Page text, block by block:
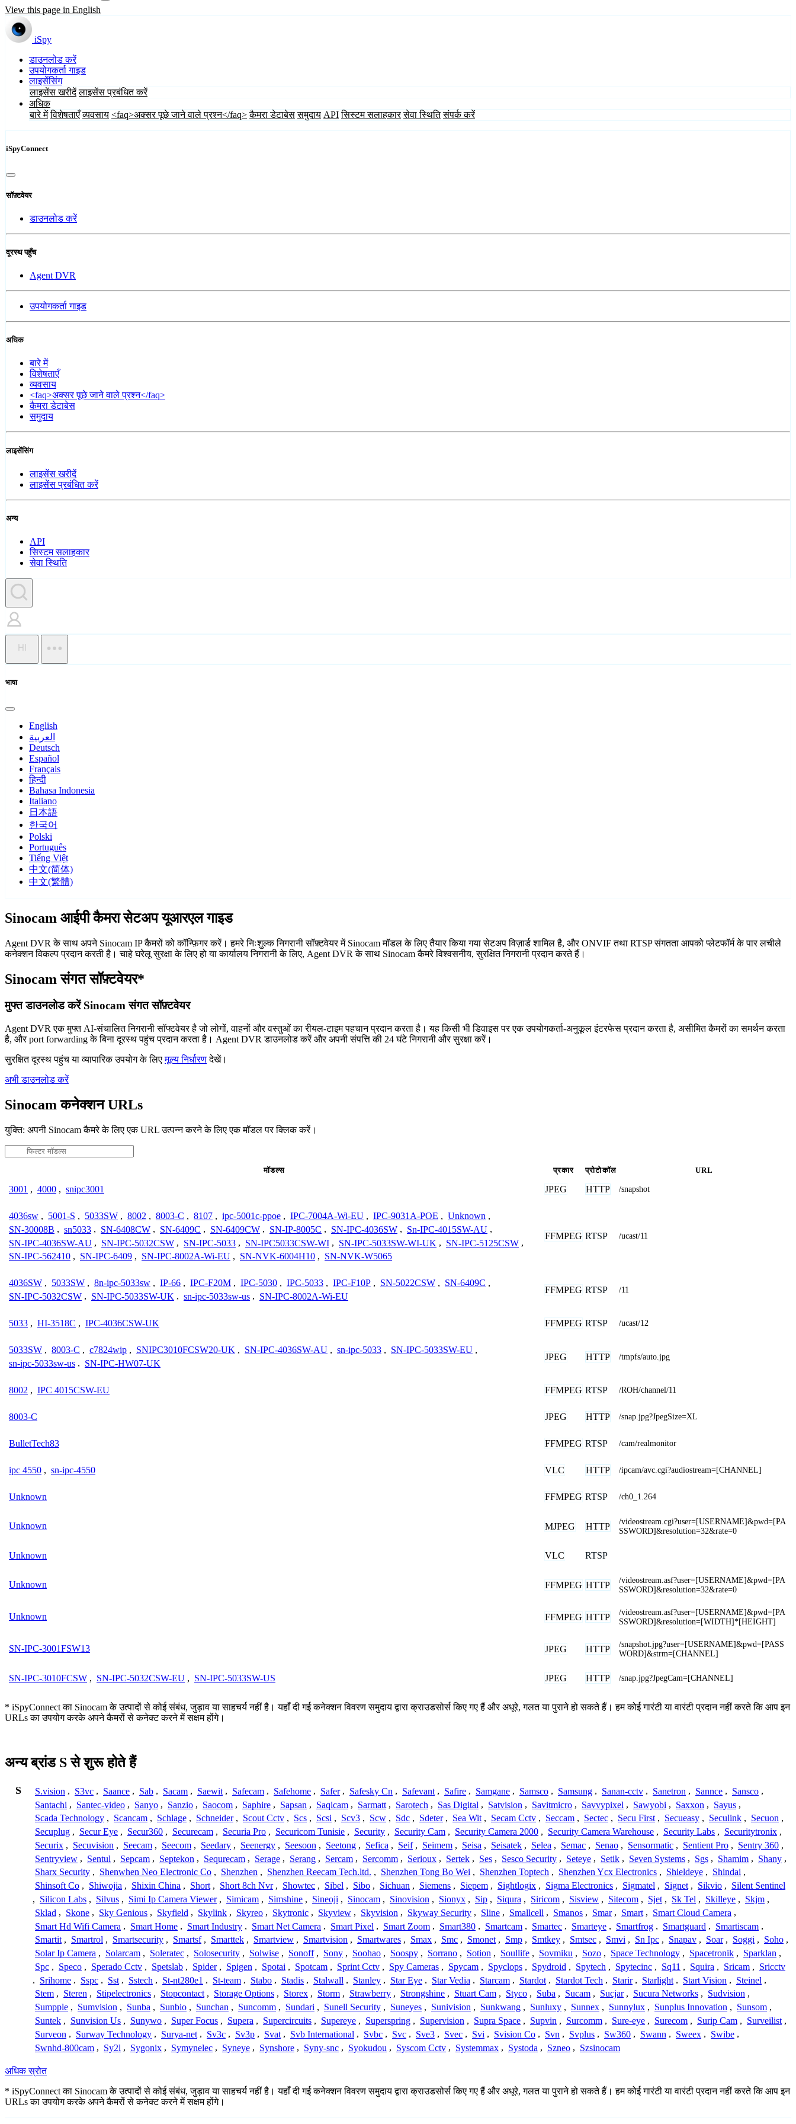
View this page in English
iSpy
डाउनलोड करें
उपयोगकर्ता गाइड
लाइसेंसिंग
लाइसेंस खरीदें लाइसेंस प्रबंधित करें
अधिक
बारे में विशेषताएँ व्यवसाय <faq>अक्सर पूछे जाने वाले प्रश्न</faq> कैमरा डेटाबेस समुदाय API सिस्टम सलाहकार सेवा स्थिति संपर्क करें
iSpyConnect
सॉफ़्टवेयर
डाउनलोड करें
दूरस्थ पहुँच
Agent DVR
उपयोगकर्ता गाइड
अधिक
बारे में
विशेषताएँ
व्यवसाय
<faq>अक्सर पूछे जाने वाले प्रश्न</faq>
कैमरा डेटाबेस
समुदाय
लाइसेंसिंग
लाइसेंस खरीदें
लाइसेंस प्रबंधित करें
अन्य
API
सिस्टम सलाहकार
सेवा स्थिति
HI
भाषा
English
العربية
Deutsch
Español
Français
हिन्दी
Bahasa Indonesia
Italiano
日本語
한국어
Polski
Português
Tiếng Việt
中文(简体)
中文(繁體)
Sinocam आईपी कैमरा सेटअप यूआरएल गाइड
Agent DVR के साथ अपने Sinocam IP कैमरों को कॉन्फ़िगर करें। हमरे निःशुल्क निगरानी सॉफ़्टवेयर में Sinocam मॉडल के लिए तैयार किया गया सेटअप विज़ार्ड शामिल है, और ONVIF तथा RTSP संगतता आपको प्लेटफॉर्म के पार लचीले
कनेक्शन विकल्प प्रदान करती है। चाहे घरेलू सुरक्षा के लिए हो या कार्यालय निगरानी के लिए, Agent DVR के साथ Sinocam कैमरे विश्वसनीय, सुरक्षित निगरानी प्रदान करते हैं।
Sinocam संगत सॉफ़्टवेयर*
मुफ्त डाउनलोड करें Sinocam संगत सॉफ़्टवेयर
Agent DVR एक मुफ्त AI-संचालित निगरानी सॉफ्टवेयर है जो लोगों, वाहनों और वस्तुओं का रीयल-टाइम पहचान प्रदान करता है। यह किसी भी डिवाइस पर एक उपयोगकर्ता-अनुकूल इंटरफेस प्रदान करता है, असीमित कैमरों का समर्थन करता
है, और port forwarding के बिना दूरस्थ पहुंच प्रदान करता है। Agent DVR डाउनलोड करें और अपनी संपत्ति की 24 घंटे निगरानी और सुरक्षा करें।
सुरक्षित दूरस्थ पहुंच या व्यापारिक उपयोग के लिएमूल्य निर्धारणदेखें।
अभी डाउनलोड करें
Sinocam कनेक्शन URLs
युक्ति: अपनी Sinocam कैमरे के लिए एक URL उत्पन्न करने के लिए एक मॉडल पर क्लिक करें।
मॉडल्स प्रकार प्रोटोकॉल URL
3001 , 4000 , snipc3001 JPEG HTTP /snapshot
4036sw , 5001-S , 5033SW , 8002 , 8003-C , 8107 , ipc-5001c-ppoe , IPC-7004A-Wi-EU , IPC-9031A-POE , Unknown ,
SN-30008B , sn5033 , SN-6408CW , SN-6409C , SN-6409CW , SN-IP-8005C , SN-IPC-4036SW , Sn-IPC-4015SW-AU ,
SN-IPC-4036SW-AU , SN-IPC-5032CSW , SN-IPC-5033 , SN-IPC5033CSW-WI , SN-IPC-5033SW-WI-UK , SN-IPC-5125CSW ,
SN-IPC-562410 , SN-IPC-6409 , SN-IPC-8002A-Wi-EU , SN-NVK-6004H10 , SN-NVK-W5065
FFMPEG RTSP /ucast/11
4036SW , 5033SW , 8n-ipc-5033sw , IP-66 , IPC-F20M , IPC-5030 , IPC-5033 , IPC-F10P , SN-5022CSW , SN-6409C ,
SN-IPC-5032CSW , SN-IPC-5033SW-UK , sn-ipc-5033sw-us , SN-IPC-8002A-Wi-EU
FFMPEG RTSP /11
5033 , HI-3518C , IPC-4036CSW-UK FFMPEG RTSP /ucast/12
5033SW , 8003-C , c7824wip , SNIPC3010FCSW20-UK , SN-IPC-4036SW-AU , sn-ipc-5033 , SN-IPC-5033SW-EU ,
sn-ipc-5033sw-us , SN-IPC-HW07-UK
JPEG HTTP /tmpfs/auto.jpg
8002 , IPC 4015CSW-EU FFMPEG RTSP /ROH/channel/11
8003-C JPEG HTTP /snap.jpg?JpegSize=XL
BulletTech83 FFMPEG RTSP /cam/realmonitor
ipc 4550 , sn-ipc-4550 VLC HTTP /ipcam/avc.cgi?audiostream=[CHANNEL]
Unknown FFMPEG RTSP /ch0_1.264
Unknown MJPEG HTTP
/videostream.cgi?user=[USERNAME]&pwd=[PA
SSWORD]&resolution=32&rate=0
Unknown VLC RTSP
Unknown FFMPEG HTTP
/videostream.asf?user=[USERNAME]&pwd=[PA
SSWORD]&resolution=32&rate=0
Unknown FFMPEG HTTP
/videostream.asf?user=[USERNAME]&pwd=[PA
SSWORD]&resolution=[WIDTH]*[HEIGHT]
SN-IPC-3001FSW13 JPEG HTTP
/snapshot.jpg?user=[USERNAME]&pwd=[PASS
WORD]&strm=[CHANNEL]
SN-IPC-3010FCSW , SN-IPC-5032CSW-EU , SN-IPC-5033SW-US JPEG HTTP /snap.jpg?JpegCam=[CHANNEL]
* iSpyConnect का Sinocam के उत्पादों से कोई संबंध, जुड़ाव या साहचर्य नहीं है। यहाँ दी गई कनेक्शन विवरण समुदाय द्वारा क्राउडसोर्स किए गए हैं और अधूरे, गलत या पुराने हो सकते हैं। हम कोई गारंटी या वारंटी प्रदान नहीं करते कि आप इन
URLs का उपयोग करके अपने कैमरों से कनेक्ट करने में सक्षम होंगे।
अन्य ब्रांड S से शुरू होते हैं
S S.vision , S3vc , Saance , Sab , Sacam , Saewit , Safecam , Safehome , Safer , Safesky Cn , Safevant , Safire , Samgane , Samsco , Samsung , Sanan-cctv , Sanetron , Sannce , Sansco ,
Santachi , Santec-video , Sanyo , Sanzio , Saocom , Saphire , Sapsan , Saqicam , Sarmatt , Sarotech , Sas Digital , Satvision , Savitmicro , Savvypixel , Sawyobi , Saxxon , Sayus ,
Scada Technology , Scancam , Schlage , Schneider , Scout Cctv , Scs , Scsi , Scv3 , Scw , Sdc , Sdeter , Sea Wit , Secam Cctv , Seccam , Sectec , Secu First , Secueasy , Seculink , Secuon ,
Secuplug , Secur Eye , Secur360 , Securecam , Securia Pro , Securicom Tunisie , Security , Security Cam , Security Camera 2000 , Security Camera Warehouse , Security Labs , Securitytronix ,
Securix , Secuvision , Seecam , Seecom , Seedary , Seenergy , Seesoon , Seetong , Sefica , Seif , Seimem , Seisa , Seisatek , Selea , Semac , Senao , Sensormatic , Sentient Pro , Sentry 360 ,
Sentryview , Sentul , Sepcam , Septekon , Sequrecam , Serage , Serang , Sercam , Sercomm , Serioux , Sertek , Ses , Sesco Security , Seteye , Setik , Seven Systems , Sgs , Shamim , Shany ,
Sharx Security , Shenwhen Neo Electronic Co , Shenzhen , Shenzhen Reecam Tech.ltd. , Shenzhen Tong Bo Wei , Shenzhen Toptech , Shenzhen Ycx Electronics , Shieldeye , Shindai ,
Shinsoft Co , Shiwojia , Shixin China , Short , Short 8ch Nvr , Showtec , Sibel , Sibo , Sichuan , Siemens , Siepem , Sightlogix , Sigma Electronics , Sigmatel , Signet , Sikvio , Silent Sentinel
, Silicon Labs , Silvus , Simi Ip Camera Viewer , Simicam , Simshine , Sineoji , Sinocam , Sinovision , Sionyx , Sip , Siqura , Siricom , Sisview , Sitecom , Sjet , Sk Tel , Skilleye , Skjm ,
Sklad , Skone , Sky Genious , Skyfield , Skylink , Skyreo , Skytronic , Skyview , Skyvision , Skyway Security , Sline , Smallcell , Smanos , Smar , Smart , Smart Cloud Camera ,
Smart Hd Wifi Camera , Smart Home , Smart Industry , Smart Net Camera , Smart Pixel , Smart Zoom , Smart380 , Smartcam , Smartec , Smarteye , Smartfrog , Smartguard , Smartiscam ,
Smartit , Smartrol , Smartsecurity , Smartsf , Smarttek , Smartview , Smartvision , Smartwares , Smax , Smc , Smonet , Smp , Smtkey , Smtsec , Smvi , Sn Ipc , Snapav , Soar , Soggi , Soho ,
Solar Ip Camera , Solarcam , Soleratec , Solosecurity , Solwise , Sonoff , Sony , Soohao , Soospy , Sorrano , Sotion , Soullife , Sovmiku , Sozo , Space Technology , Spacetronik , Sparklan ,
Spc , Speco , Sperado Cctv , Spetslab , Spider , Spigen , Spotai , Spotcam , Sprint Cctv , Spy Cameras , Spycam , Spyclops , Spydroid , Spytech , Spytecinc , Sq11 , Squira , Sricam , Sricctv
, Srihome , Sspc , Sst , Sstech , St-nt280e1 , St-team , Stabo , Stadis , Stalwall , Stanley , Star Eye , Star Vedia , Starcam , Stardot , Stardot Tech , Starir , Starlight , Start Vision , Steinel ,
Stem , Steren , Stipelectronics , Stopcontact , Storage Options , Storex , Storm , Strawberry , Strongshine , Stuart Cam , Styco , Suba , Sucam , Sucjar , Sucura Networks , Sudvision ,
Sumpple , Sumvision , Sunba , Sunbio , Sunchan , Suncomm , Sundari , Sunell Security , Suneyes , Sunivision , Sunkwang , Sunluxy , Sunnex , Sunnylux , Sunplus Innovation , Sunsom ,
Suntek , Sunvision Us , Sunywo , Super Focus , Supera , Supercircuits , Supereye , Superspring , Supervision , Supra Space , Supvin , Surcomm , Sure-eye , Surecom , Surip Cam , Surveilist ,
Surveon , Surway Technology , Surya-net , Sv3c , Sv3p , Svat , Svb International , Svbc , Svc , Sve3 , Svec , Svi , Svision Co , Svn , Svplus , Sw360 , Swann , Sweex , Swibe ,
Swnhd-800cam , Sy2l , Sygonix , Symynelec , Syneye , Synshore , Syny-snc , Syokudou , Syscom Cctv , Systemmax , Systoda , Szneo , Szsinocam
अधिक स्रोत
* iSpyConnect का Sinocam के उत्पादों से कोई संबंध, जुड़ाव या साहचर्य नहीं है। यहाँ दी गई कनेक्शन विवरण समुदाय द्वारा क्राउडसोर्स किए गए हैं और अधूरे, गलत या पुराने हो सकते हैं। हम कोई गारंटी या वारंटी प्रदान नहीं करते कि आप इन
URLs का उपयोग करके अपने कैमरों से कनेक्ट करने में सक्षम होंगे।